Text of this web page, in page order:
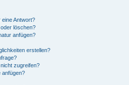
Antwort?
löschen?
anfügen?
erstellen?
zugreifen?
anfügen?